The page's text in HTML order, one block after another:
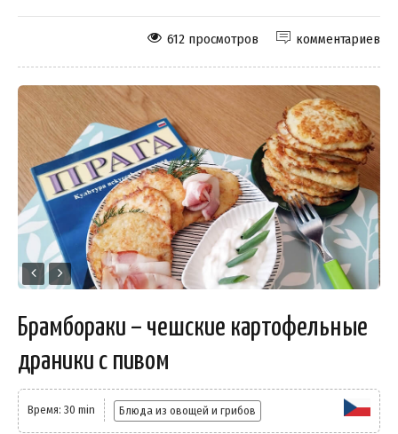
комментариев
612 просмотров
Брамбораки – чешские картофельные
драники с пивом
Время: 30 min Блюда из овощей и грибов